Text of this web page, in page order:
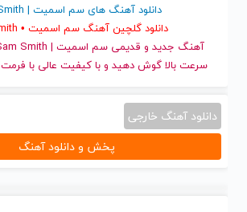
دانلود آهنگ های سم اسمیت | Sam Smith
دانلود گلچین آهنگ سم اسمیت • Sam Smith
آهنگ جدید
سرعت بالا گوش دهید و با کیفیت عالی با فرمت mp3 دانلود کنید
دانلود آهنگ خارجی
پخش و دانلود آهنگ